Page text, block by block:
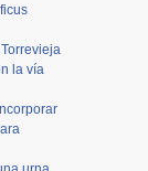
la vía